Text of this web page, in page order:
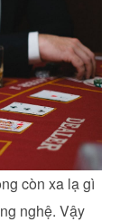
còn xa lạ gì
nghệ. Vậy